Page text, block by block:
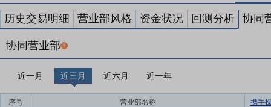
历史交易明细 营业部风格 资金状况 回测分析 协同
协同营业部
近一月 近三月 近六月 近一年
序号 营业部名称 携手